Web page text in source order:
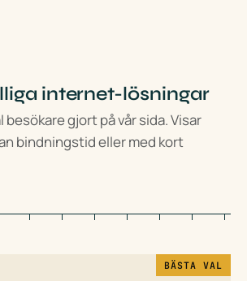
internet-lösningar
besökare gjort på vår sida. Visar
bindningstid eller med kort
BÄSTA VAL